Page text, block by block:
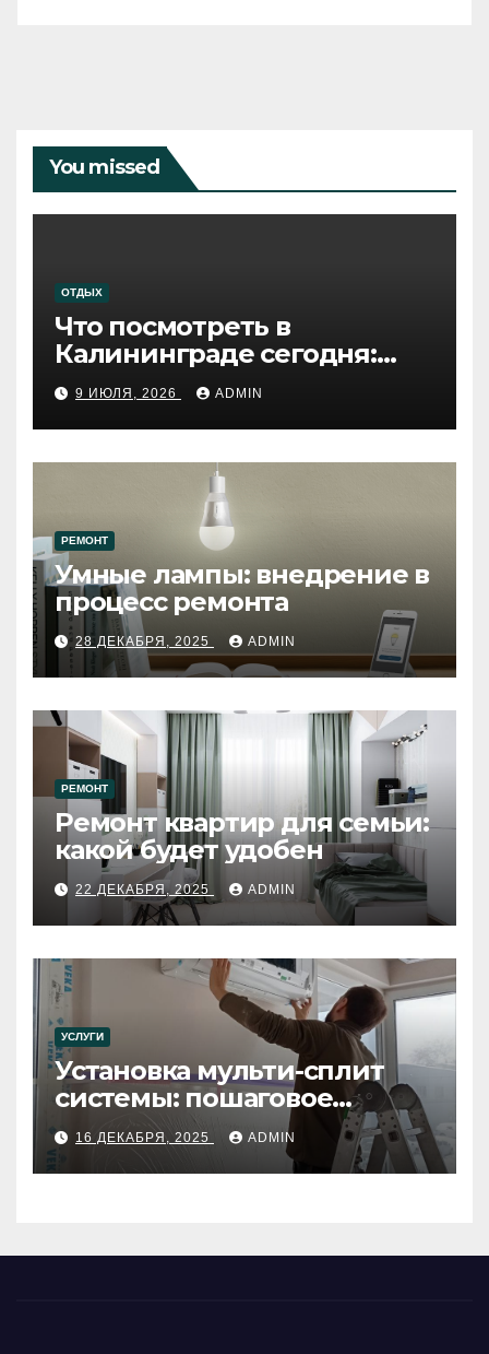
You missed
ОТДЫХ
Что посмотреть в
Калининграде сегодня:
путеводитель по самому
западному городу России
9 ИЮЛЯ, 2026 ADMIN
РЕМОНТ
Умные лампы: внедрение в
процесс ремонта
28 ДЕКАБРЯ, 2025 ADMIN
РЕМОНТ
Ремонт квартир для семьи:
какой будет удобен
22 ДЕКАБРЯ, 2025 ADMIN
УСЛУГИ
Установка мульти-сплит
системы: пошаговое
руководство
16 ДЕКАБРЯ, 2025 ADMIN